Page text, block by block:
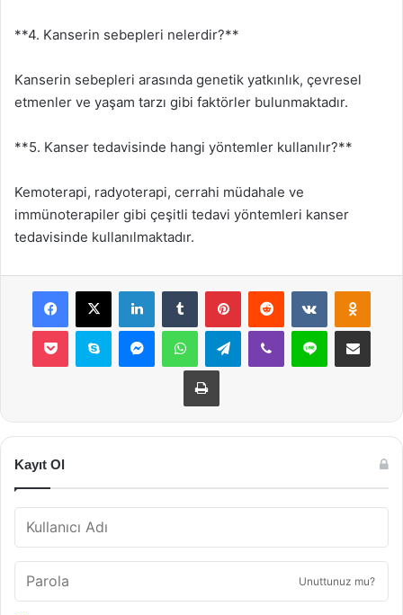
**4. Kanserin sebepleri nelerdir?**
Kanserin sebepleri arasında genetik yatkınlık, çevresel
etmenler ve yaşam tarzı gibi faktörler bulunmaktadır.
**5. Kanser tedavisinde hangi yöntemler kullanılır?**
Kemoterapi, radyoterapi, cerrahi müdahale ve
immünoterapiler gibi çeşitli tedavi yöntemleri kanser
tedavisinde kullanılmaktadır.
Facebook
X LinkedInTumblr PinterestReddit VKontakte
Pocket Skype MessengerWhatsAppTelegramViber Line E-Posta ile
Yazdır
Kayıt Ol
Unuttunuz mu?